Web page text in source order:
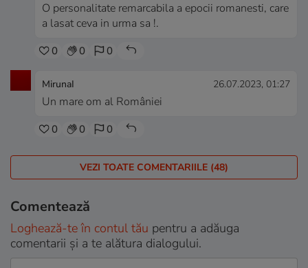
O personalitate remarcabila a epocii romanesti, care
a lasat ceva in urma sa !.
0 0 0
MirunaI 26.07.2023, 01:27
Un mare om al României
0 0 0
VEZI TOATE COMENTARIILE (48)
Comentează
Loghează-te în contul tău pentru a adăuga
comentarii și a te alătura dialogului.